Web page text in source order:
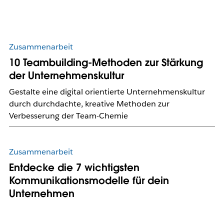
Zusammenarbeit
10 Teambuilding-Methoden zur Stärkung
der Unternehmenskultur
Gestalte eine digital orientierte Unternehmenskultur
durch durchdachte, kreative Methoden zur
Verbesserung der Team-Chemie
Zusammenarbeit
Entdecke die 7 wichtigsten
Kommunikationsmodelle für dein
Unternehmen